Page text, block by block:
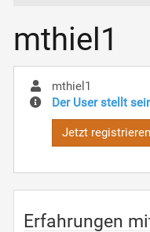
mthiel1
mthiel1
Der User stellt
Jetzt registrieren
Erfahrungen